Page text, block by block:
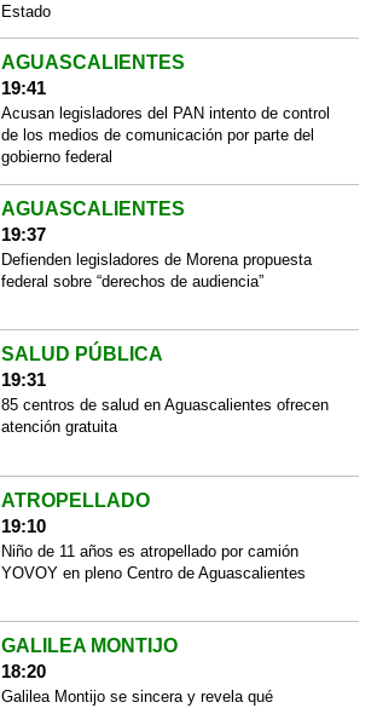
Estado
AGUASCALIENTES
19:41
Acusan legisladores del PAN intento de control
de los medios de comunicación por parte del
gobierno federal
AGUASCALIENTES
19:37
Defienden legisladores de Morena propuesta
federal sobre “derechos de audiencia”
SALUD PÚBLICA
19:31
85 centros de salud en Aguascalientes ofrecen
atención gratuita
ATROPELLADO
19:10
Niño de 11 años es atropellado por camión
YOVOY en pleno Centro de Aguascalientes
GALILEA MONTIJO
18:20
Galilea Montijo se sincera y revela qué